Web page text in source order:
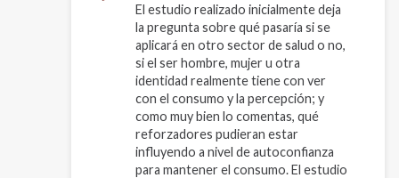
El estudio realizado inicialmente deja
la pregunta sobre qué pasaría si se
aplicará en otro sector de salud o no,
si el ser hombre, mujer u otra
identidad realmente tiene con ver
con el consumo y la percepción; y
como muy bien lo comentas, qué
reforzadores pudieran estar
influyendo a nivel de autoconfianza
para mantener el consumo. El estudio